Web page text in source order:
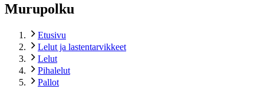
Murupolku
Etusivu
Lelut ja lastentarvikkeet
Lelut
Pihalelut
Pallot